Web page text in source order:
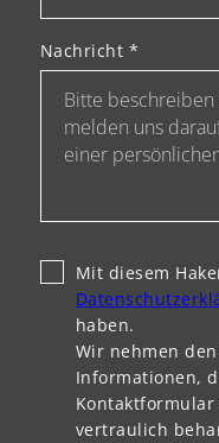
Nachricht *
Mit diesem
haben.
Wir nehmen
Informationen,
vertraulich